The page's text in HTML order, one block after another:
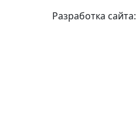
Разработка сайта: